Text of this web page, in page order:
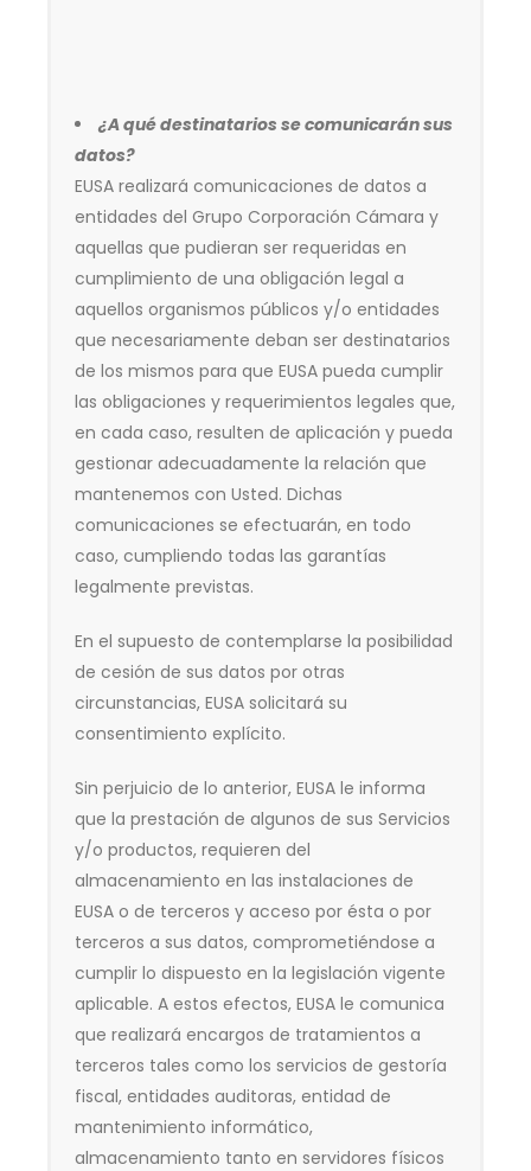
¿A qué destinatarios se comunicarán sus
datos?
EUSA realizará comunicaciones de datos a
entidades del Grupo Corporación Cámara y
aquellas que pudieran ser requeridas en
cumplimiento de una obligación legal a
aquellos organismos públicos y/o entidades
que necesariamente deban ser destinatarios
de los mismos para que EUSA pueda cumplir
las obligaciones y requerimientos legales que,
en cada caso, resulten de aplicación y pueda
gestionar adecuadamente la relación que
mantenemos con Usted. Dichas
comunicaciones se efectuarán, en todo
caso, cumpliendo todas las garantías
legalmente previstas.
En el supuesto de contemplarse la posibilidad
de cesión de sus datos por otras
circunstancias, EUSA solicitará su
consentimiento explícito.
Sin perjuicio de lo anterior, EUSA le informa
que la prestación de algunos de sus Servicios
y/o productos, requieren del
almacenamiento en las instalaciones de
EUSA o de terceros y acceso por ésta o por
terceros a sus datos, comprometiéndose a
cumplir lo dispuesto en la legislación vigente
aplicable. A estos efectos, EUSA le comunica
que realizará encargos de tratamientos a
terceros tales como los servicios de gestoría
fiscal, entidades auditoras, entidad de
mantenimiento informático,
almacenamiento tanto en servidores físicos